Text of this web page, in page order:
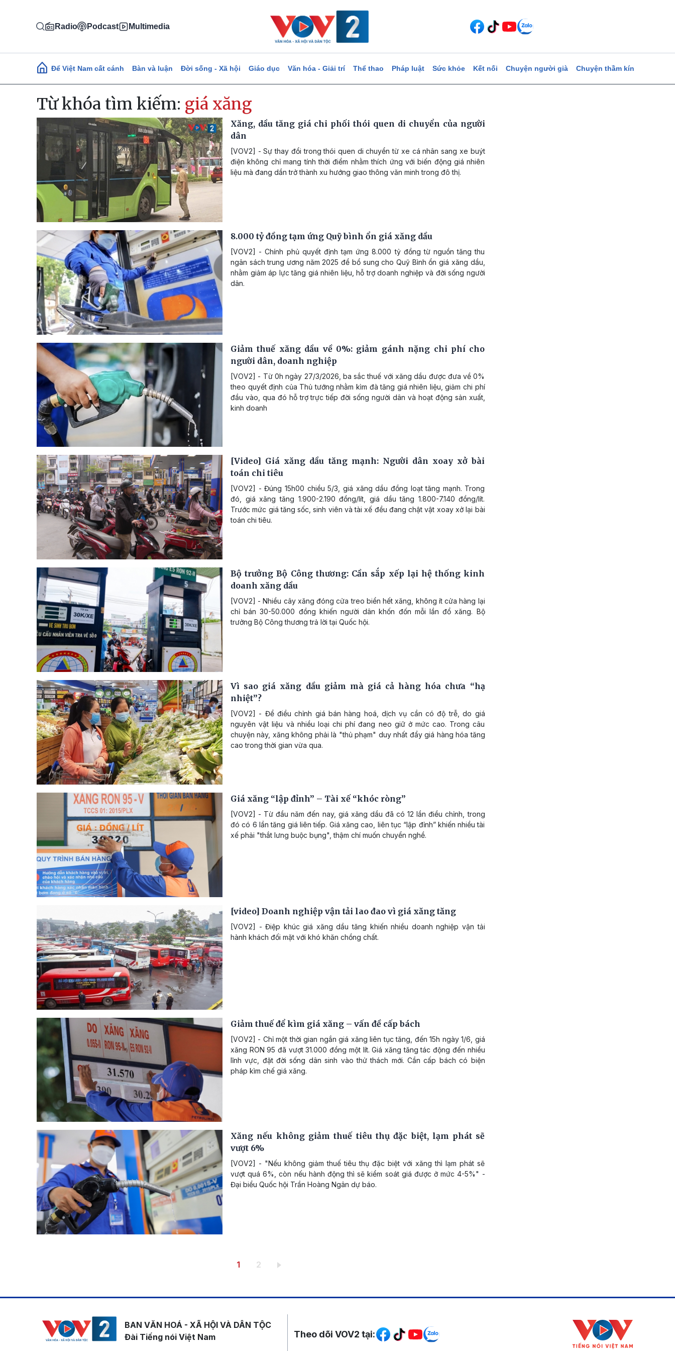
Radio Podcast Multimedia
Main navigation
Để Việt Nam cất cánh Bàn và luận Đời sống - Xã hội Giáo dục Văn hóa - Giải trí Thể thao Pháp luật Sức khỏe Kết nối Chuyện người già Chuyện thầm kín
Từ khóa tìm kiếm: giá xăng
Xăng, dầu tăng giá chi phối thói quen di chuyển của người
dân
[VOV2] - Sự thay đổi trong thói quen di chuyển từ xe cá nhân sang xe buýt
điện không chỉ mang tính thời điểm nhằm thích ứng với biến động giá nhiên
liệu mà đang dần trở thành xu hướng giao thông văn minh trong đô thị.
8.000 tỷ đồng tạm ứng Quỹ bình ổn giá xăng dầu
[VOV2] - Chính phủ quyết định tạm ứng 8.000 tỷ đồng từ nguồn tăng thu
ngân sách trung ương năm 2025 để bổ sung cho Quỹ Bình ổn giá xăng dầu,
nhằm giảm áp lực tăng giá nhiên liệu, hỗ trợ doanh nghiệp và đời sống người
dân.
Giảm thuế xăng dầu về 0%: giảm gánh nặng chi phí cho
người dân, doanh nghiệp
[VOV2] - Từ 0h ngày 27/3/2026, ba sắc thuế với xăng dầu được đưa về 0%
theo quyết định của Thủ tướng nhằm kìm đà tăng giá nhiên liệu, giảm chi phí
đầu vào, qua đó hỗ trợ trực tiếp đời sống người dân và hoạt động sản xuất,
kinh doanh
[Video] Giá xăng dầu tăng mạnh: Người dân xoay xở bài
toán chi tiêu
[VOV2] - Đúng 15h00 chiều 5/3, giá xăng dầu đồng loạt tăng mạnh. Trong
đó, giá xăng tăng 1.900-2.190 đồng/lít, giá dầu tăng 1.800-7.140 đồng/lít.
Trước mức giá tăng sốc, sinh viên và tài xế đều đang chật vật xoay xở lại bài
toán chi tiêu.
Bộ trưởng Bộ Công thương: Cần sắp xếp lại hệ thống kinh
doanh xăng dầu
[VOV2] - Nhiều cây xăng đóng cửa treo biển hết xăng, không ít cửa hàng lại
chỉ bán 30-50.000 đồng khiến người dân khốn đốn mỗi lần đổ xăng. Bộ
trưởng Bộ Công thương trả lời tại Quốc hội.
Vì sao giá xăng dầu giảm mà giá cả hàng hóa chưa “hạ
nhiệt”?
[VOV2] - Để điều chỉnh giá bán hàng hoá, dịch vụ cần có độ trễ, do giá
nguyên vật liệu và nhiều loại chi phí đang neo giữ ở mức cao. Trong câu
chuyện này, xăng không phải là "thủ phạm" duy nhất đẩy giá hàng hóa tăng
cao trong thời gian vừa qua.
Giá xăng “lập đỉnh” – Tài xế “khóc ròng”
[VOV2] - Từ đầu năm đến nay, giá xăng dầu đã có 12 lần điều chỉnh, trong
đó có 6 lần tăng giá liên tiếp. Giá xăng cao, liên tục “lập đỉnh” khiến nhiều tài
xế phải "thắt lưng buộc bụng", thậm chí muốn chuyển nghề.
[video] Doanh nghiệp vận tải lao đao vì giá xăng tăng
[VOV2] - Điệp khúc giá xăng dầu tăng khiến nhiều doanh nghiệp vận tải
hành khách đối mặt với khó khăn chồng chất.
Giảm thuế để kìm giá xăng – vấn đề cấp bách
[VOV2] - Chỉ một thời gian ngắn giá xăng liên tục tăng, đến 15h ngày 1/6, giá
xăng RON 95 đã vượt 31.000 đồng một lít. Giá xăng tăng tác động đến nhiều
lĩnh vực, đặt đời sống dân sinh vào thử thách mới. Cần cấp bách có biện
pháp kìm chế giá xăng.
Xăng nếu không giảm thuế tiêu thụ đặc biệt, lạm phát sẽ
vượt 6%
[VOV2] - "Nếu không giảm thuế tiêu thụ đặc biệt với xăng thì lạm phát sẽ
vượt quá 6%, còn nếu hành động thì sẽ kiểm soát giá được ở mức 4-5%" -
Đại biểu Quốc hội Trần Hoàng Ngân dự báo.
Trang hiện thời
1 Trang
2
BAN VĂN HOÁ - XÃ HỘI VÀ DÂN TỘC
Đài Tiếng nói Việt Nam
Mạng xã hội
Theo dõi VOV2 tại: